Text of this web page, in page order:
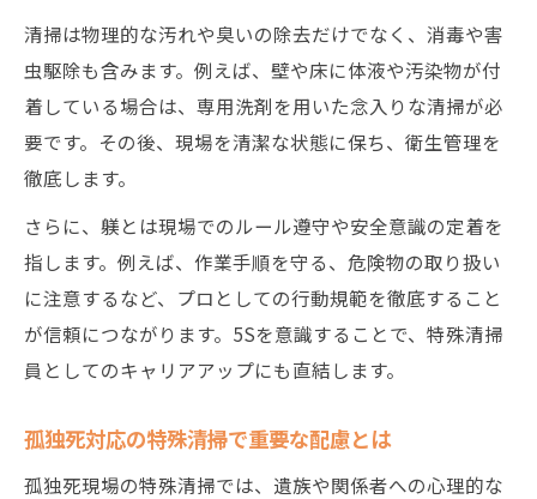
清掃は物理的な汚れや臭いの除去だけでなく、消毒や害
虫駆除も含みます。例えば、壁や床に体液や汚染物が付
着している場合は、専用洗剤を用いた念入りな清掃が必
要です。その後、現場を清潔な状態に保ち、衛生管理を
徹底します。
さらに、躾とは現場でのルール遵守や安全意識の定着を
指します。例えば、作業手順を守る、危険物の取り扱い
に注意するなど、プロとしての行動規範を徹底すること
が信頼につながります。5Sを意識することで、特殊清掃
員としてのキャリアアップにも直結します。
孤独死対応の特殊清掃で重要な配慮とは
孤独死現場の特殊清掃では、遺族や関係者への心理的な